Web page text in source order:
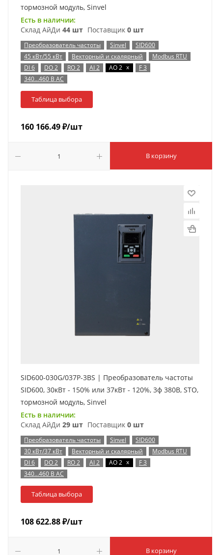
тормозной модуль, Sinvel
Есть в наличии:
Склад АйДи 44 шт Поставщик 0 шт
Преобразователь частоты Sinvel
SID600
45 кВт/55 кВт
Векторный и скалярный
Modbus RTU
DI 6
DO 2 RO 2 AI 2 AO 2 x
F 3
340…460 В AC
Таблица выбора
160 166.49₽/шт
В корзину
SID600-030G/037P-3BS | Преобразователь частоты
SID600, 30кВт - 150% или 37кВт - 120%, 3ф 380В, STO,
тормозной модуль, Sinvel
Есть в наличии:
Склад АйДи 29 шт Поставщик 0 шт
Преобразователь частоты Sinvel
SID600
30 кВт/37 кВт
Векторный и скалярный
Modbus RTU
DI 6
DO 2 RO 2 AI 2 AO 2 x
F 3
340…460 В AC
Таблица выбора
108 622.88₽/шт
В корзину